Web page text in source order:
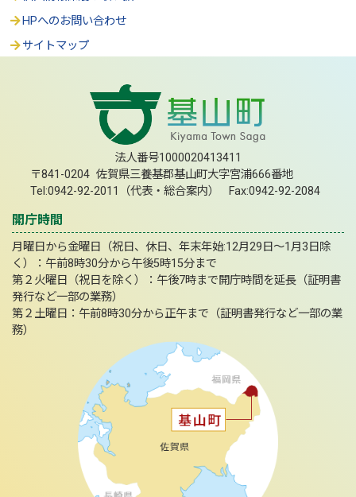
HPへのお問い合わせ
サイトマップ
法人番号1000020413411
〒841-0204 佐賀県三養基郡基山町大字宮浦666番地
Tel:0942-92-2011（代表・総合案内） Fax:0942-92-2084
開庁時間
月曜日から金曜日（祝日、休日、年末年始:12月29日～1月3日除
く）：午前8時30分から午後5時15分まで
第２火曜日（祝日を除く）：午後7時まで開庁時間を延長（証明書
発行など一部の業務）
第２土曜日：午前8時30分から正午まで（証明書発行など一部の業
務）